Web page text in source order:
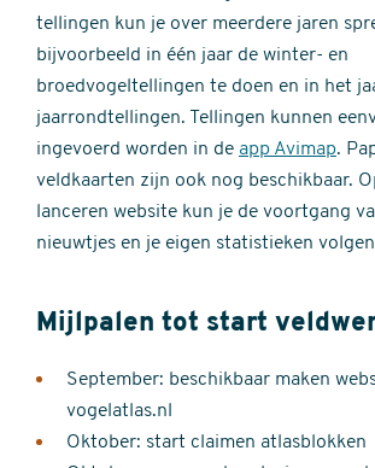
tellingen kun je over meerdere jaren
bijvoorbeeld in één jaar de winter- en
broedvogeltellingen te doen en in het
jaarrondtellingen. Tellingen kunnen
ingevoerd worden in de app Avimap.
veldkaarten zijn ook nog beschikbaar.
lanceren website kun je de voortgang
nieuwtjes en je eigen statistieken
Mijlpalen tot start
September: beschikbaar maken
vogelatlas.nl
Oktober: start claimen atlasblokken